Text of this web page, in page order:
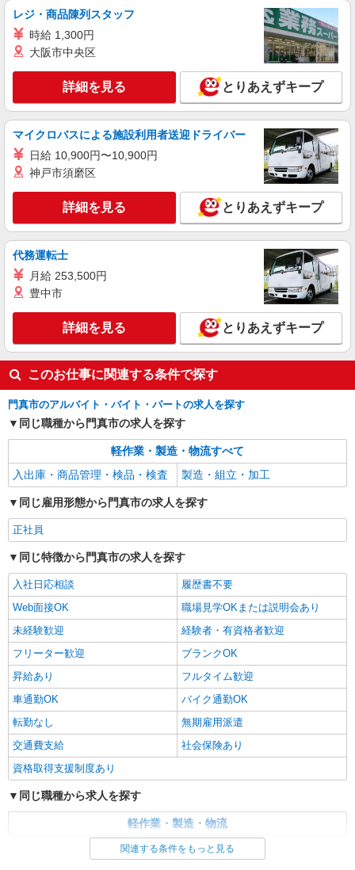
原料製作・機械セット・検査・測定
月給：201,300円〜 月収例：214,330円（月給
＋各種手当） ※法定内残業手当13,030円/月（10h/
月） ※上記月収例は目安のため、 生産状況や配属
先工程によって変動する可能性があります
大阪府門真市 勤務詳細：門真市 通勤方法：徒
歩/バス/自転車 最寄り駅：西三荘駅から徒歩5分
※大日駅から徒歩10分 ※車・バイク通勤不可 ※
自転車通勤の場合、要相談(規定あり)
キープ 詳細を見る
紹介予定派遣
株式会社テクノ・サービス/お仕事No/0900743
時給1300円交通費全額支給
大阪府門真市 ＊車・バイク通勤OK
詳細を見る
派遣社員
株式会社テクノ・サービス/お仕事No/0920614
組立・運搬
時給1400円交通費全額支給
大阪府門真市 ＊バイク通勤OK
キープ 詳細を見る
レジ・商品陳列スタッフ
時給 1,300円
大阪市中央区
詳細を見る とりあえずキープ
マイクロバスによる施設利用者送迎ドライバー
日給 10,900円〜10,900円
神戸市須磨区
詳細を見る とりあえずキープ
代務運転士
月給 253,500円
豊中市
詳細を見る とりあえずキープ
このお仕事に関連する条件で探す
門真市のアルバイト・バイト・パートの求人を探す
同じ職種から門真市の求人を探す
軽作業・製造・物流すべて
入出庫・商品管理・検品・検査
製造・組立・加工
同じ雇用形態から門真市の求人を探す
正社員
同じ特徴から門真市の求人を探す
入社日応相談
履歴書不要
Web面接OK
職場見学OKまたは説明会あり
未経験歓迎
経験者・有資格者歓迎
フリーター歓迎
ブランクOK
昇給あり
フルタイム歓迎
車通勤OK
バイク通勤OK
転勤なし
無期雇用派遣
交通費支給
社会保険あり
資格取得支援制度あり
同じ職種から求人を探す
軽作業・製造・物流
入出庫・商品管理・検品・検査
製造・組立・加工
関連する条件をもっと見る